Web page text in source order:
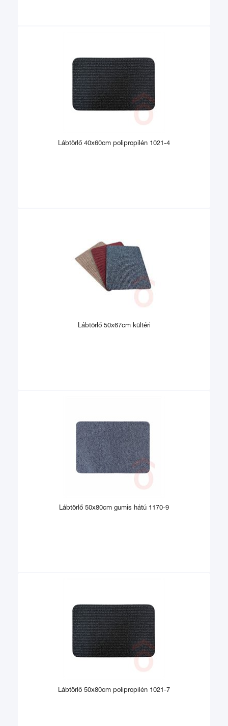
Lábtörlő 40x60cm polipropilén 1021-4
Lábtörlő 50x67cm kültéri
Lábtörlő 50x80cm gumis hátú 1170-9
Lábtörlő 50x80cm polipropilén 1021-7